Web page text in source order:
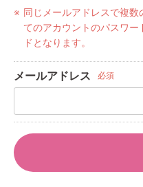
同じメールアドレスで複
てのアカウントのパスワ
ドとなります。
メールアドレス 必須